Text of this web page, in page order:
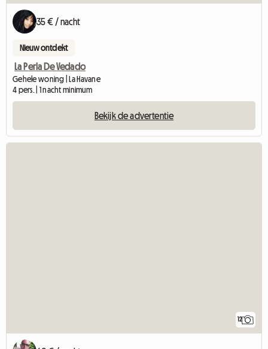
35 € / nacht
Nieuw ontdekt
La Perla De Vedado
Gehele woning | La Havane
4 pers. | 1 nacht minimum
Bekijk de advertentie
12